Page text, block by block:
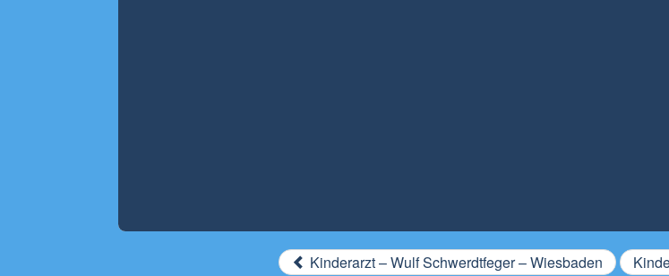
Kinderarzt – Wulf Schwerdtfeger – Wiesbaden